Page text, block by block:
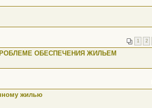
1 2
ОБЕСПЕЧЕНИЯ ЖИЛЬЕМ
жилью